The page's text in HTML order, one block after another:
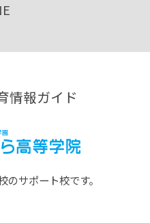
情報ガイド
サポート校です。